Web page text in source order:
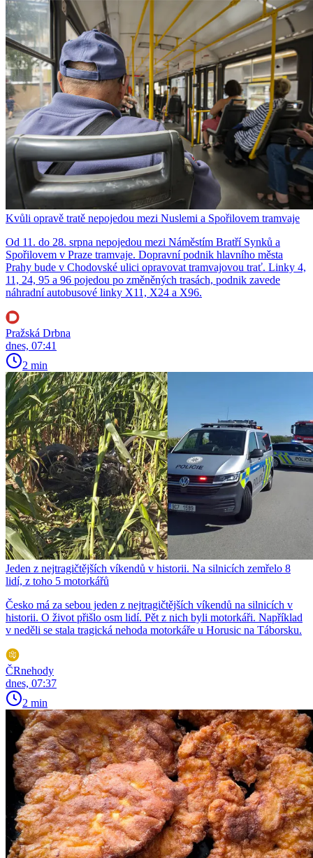
Kvůli opravě tratě nepojedou mezi Nuslemi a Spořilovem tramvaje
Od 11. do 28. srpna nepojedou mezi Náměstím Bratří Synků a
Spořilovem v Praze tramvaje. Dopravní podnik hlavního města
Prahy bude v Chodovské ulici opravovat tramvajovou trať. Linky 4,
11, 24, 95 a 96 pojedou po změněných trasách, podnik zavede
náhradní autobusové linky X11, X24 a X96.
Pražská Drbna
dnes, 07:41
2 min
Jeden z nejtragičtějších víkendů v historii. Na silnicích zemřelo 8
lidí, z toho 5 motorkářů
Česko má za sebou jeden z nejtragičtějších víkendů na silnicích v
historii. O život přišlo osm lidí. Pět z nich byli motorkáři. Například
v neděli se stala tragická nehoda motorkáře u Horusic na Táborsku.
ČRnehody
dnes, 07:37
2 min